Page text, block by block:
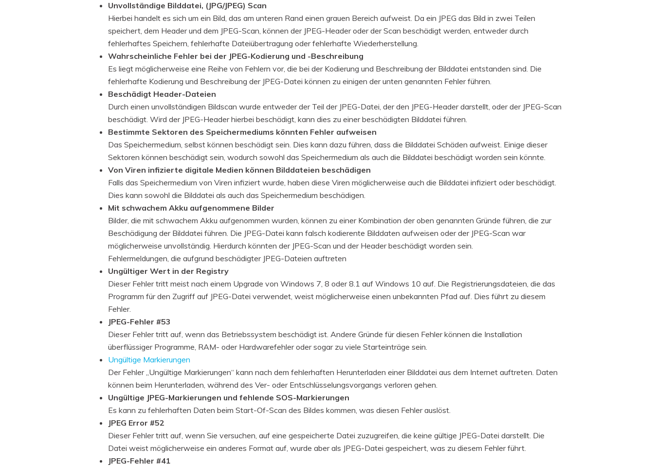
Unvollständige Bilddatei, (JPG/JPEG) Scan
Hierbei handelt es sich um ein Bild, das am unteren Rand einen grauen Bereich aufweist. Da ein JPEG das Bild in zwei Teilen
speichert, dem Header und dem JPEG-Scan, können der JPEG-Header oder der Scan beschädigt werden, entweder durch
fehlerhaftes Speichern, fehlerhafte Dateiübertragung oder fehlerhafte Wiederherstellung.
Wahrscheinliche Fehler bei der JPEG-Kodierung und -Beschreibung
Es liegt möglicherweise eine Reihe von Fehlern vor, die bei der Kodierung und Beschreibung der Bilddatei entstanden sind. Die
fehlerhafte Kodierung und Beschreibung der JPEG-Datei können zu einigen der unten genannten Fehler führen.
Beschädigt Header-Dateien
Durch einen unvollständigen Bildscan wurde entweder der Teil der JPEG-Datei, der den JPEG-Header darstellt, oder der JPEG-Scan
beschädigt. Wird der JPEG-Header hierbei beschädigt, kann dies zu einer beschädigten Bilddatei führen.
Bestimmte Sektoren des Speichermediums könnten Fehler aufweisen
Das Speichermedium, selbst können beschädigt sein. Dies kann dazu führen, dass die Bilddatei Schäden aufweist. Einige dieser
Sektoren können beschädigt sein, wodurch sowohl das Speichermedium als auch die Bilddatei beschädigt worden sein könnte.
Von Viren infizierte digitale Medien können Bilddateien beschädigen
Falls das Speichermedium von Viren infiziert wurde, haben diese Viren möglicherweise auch die Bilddatei infiziert oder beschädigt.
Dies kann sowohl die Bilddatei als auch das Speichermedium beschädigen.
Mit schwachem Akku aufgenommene Bilder
Bilder, die mit schwachem Akku aufgenommen wurden, können zu einer Kombination der oben genannten Gründe führen, die zur
Beschädigung der Bilddatei führen. Die JPEG-Datei kann falsch kodierente Bilddaten aufweisen oder der JPEG-Scan war
möglicherweise unvollständig. Hierdurch könnten der JPEG-Scan und der Header beschädigt worden sein.
Fehlermeldungen, die aufgrund beschädigter JPEG-Dateien auftreten
Ungültiger Wert in der Registry
Dieser Fehler tritt meist nach einem Upgrade von Windows 7, 8 oder 8.1 auf Windows 10 auf. Die Registrierungsdateien, die das
Programm für den Zugriff auf JPEG-Datei verwendet, weist möglicherweise einen unbekannten Pfad auf. Dies führt zu diesem
Fehler.
JPEG-Fehler #53
Dieser Fehler tritt auf, wenn das Betriebssystem beschädigt ist. Andere Gründe für diesen Fehler können die Installation
überflüssiger Programme, RAM- oder Hardwarefehler oder sogar zu viele Starteinträge sein.
Ungültige Markierungen
Der Fehler „Ungültige Markierungen“ kann nach dem fehlerhaften Herunterladen einer Bilddatei aus dem Internet auftreten. Daten
können beim Herunterladen, während des Ver- oder Entschlüsselungsvorgangs verloren gehen.
Ungültige JPEG-Markierungen und fehlende SOS-Markierungen
Es kann zu fehlerhaften Daten beim Start-Of-Scan des Bildes kommen, was diesen Fehler auslöst.
JPEG Error #52
Dieser Fehler tritt auf, wenn Sie versuchen, auf eine gespeicherte Datei zuzugreifen, die keine gültige JPEG-Datei darstellt. Die
Datei weist möglicherweise ein anderes Format auf, wurde aber als JPEG-Datei gespeichert, was zu diesem Fehler führt.
JPEG-Fehler #41